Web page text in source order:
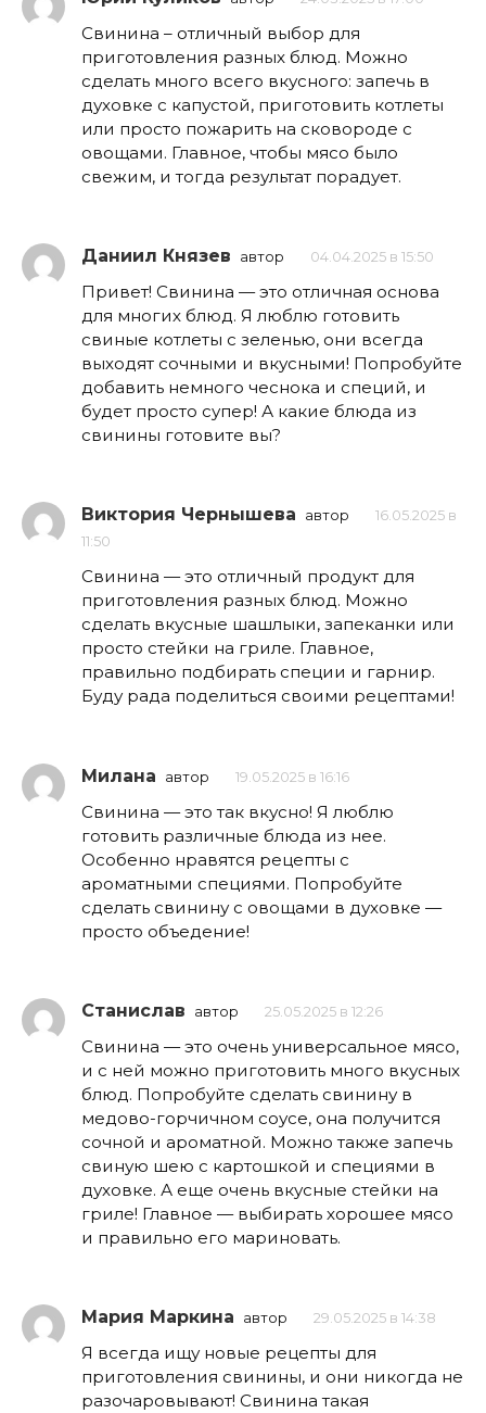
Свинина – отличный выбор для
приготовления разных блюд. Можно
сделать много всего вкусного: запечь в
духовке с капустой, приготовить котлеты
или просто пожарить на сковороде с
овощами. Главное, чтобы мясо было
свежим, и тогда результат порадует.
Даниил Князев автор 04.04.2025 в 15:50
Привет! Свинина — это отличная основа
для многих блюд. Я люблю готовить
свиные котлеты с зеленью, они всегда
выходят сочными и вкусными! Попробуйте
добавить немного чеснока и специй, и
будет просто супер! А какие блюда из
свинины готовите вы?
Виктория Чернышева автор
16.05.2025 в
11:50
Свинина — это отличный продукт для
приготовления разных блюд. Можно
сделать вкусные шашлыки, запеканки или
просто стейки на гриле. Главное,
правильно подбирать специи и гарнир.
Буду рада поделиться своими рецептами!
Милана автор 19.05.2025 в 16:16
Свинина — это так вкусно! Я люблю
готовить различные блюда из нее.
Особенно нравятся рецепты с
ароматными специями. Попробуйте
сделать свинину с овощами в духовке —
просто объедение!
Станислав автор 25.05.2025 в 12:26
Свинина — это очень универсальное мясо,
и с ней можно приготовить много вкусных
блюд. Попробуйте сделать свинину в
медово-горчичном соусе, она получится
сочной и ароматной. Можно также запечь
свиную шею с картошкой и специями в
духовке. А еще очень вкусные стейки на
гриле! Главное — выбирать хорошее мясо
и правильно его мариновать.
Мария Маркина автор 29.05.2025 в 14:38
Я всегда ищу новые рецепты для
приготовления свинины, и они никогда не
разочаровывают! Свинина такая